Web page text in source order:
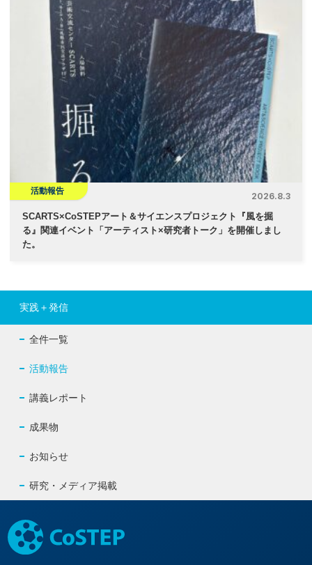
活動報告
2026.8.3
SCARTS×CoSTEPアート＆サイエンスプロジェクト『風を掘
る』関連イベント「アーティスト×研究者トーク」を開催しまし
た。
実践＋発信
全件一覧
活動報告
講義レポート
成果物
お知らせ
研究・メディア掲載